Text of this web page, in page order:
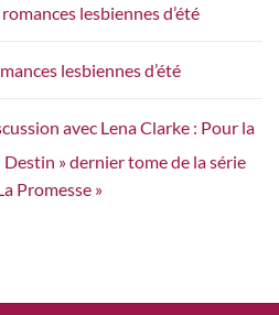
lesbiennes d’été
lesbiennes d’été
avec Lena Clarke : Pour la
» dernier tome de la série
Promesse »